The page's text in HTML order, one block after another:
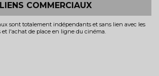
LIENS COMMERCIAUX
sont totalement indépendants et sans lien avec les
et l'achat de place en ligne du cinéma.